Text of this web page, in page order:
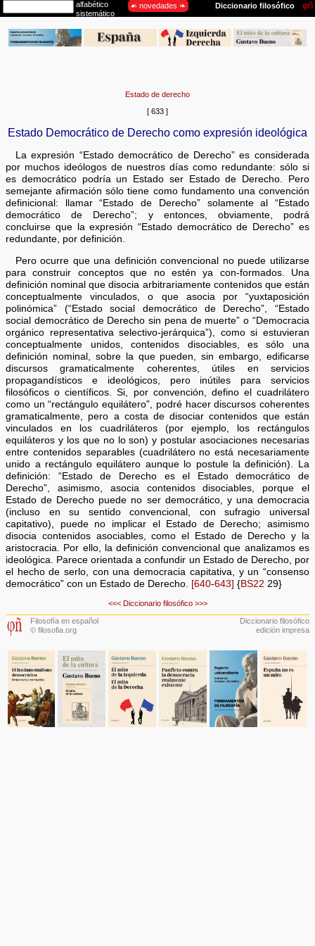
Estado de derecho
[ 633 ]
Estado Democrático de Derecho como expresión ideológica
La expresión “Estado democrático de Derecho” es considerada
por muchos ideólogos de nuestros días como redundante: sólo si
es democrático podría un Estado ser Estado de Derecho. Pero
semejante afirmación sólo tiene como fundamento una convención
definicional: llamar “Estado de Derecho” solamente al “Estado
democrático de Derecho”; y entonces, obviamente, podrá
concluirse que la expresión “Estado democrático de Derecho” es
redundante, por definición.
Pero ocurre que una definición convencional no puede utilizarse
para construir conceptos que no estén ya con-formados. Una
definición nominal que disocia arbitrariamente contenidos que están
conceptualmente vinculados, o que asocia por “yuxtaposición
polinómica” (“Estado social democrático de Derecho”, “Estado
social democrático de Derecho sin pena de muerte” o “Democracia
orgánico representativa selectivo-jerárquica”), como si estuvieran
conceptualmente unidos, contenidos disociables, es sólo una
definición nominal, sobre la que pueden, sin embargo, edificarse
discursos gramaticalmente coherentes, útiles en servicios
propagandísticos e ideológicos, pero inútiles para servicios
filosóficos o científicos. Si, por convención, defino el cuadrilátero
como un “rectángulo equilátero”, podré hacer discursos coherentes
gramaticalmente, pero a costa de disociar contenidos que están
vinculados en los cuadriláteros (por ejemplo, los rectángulos
equiláteros y los que no lo son) y postular asociaciones necesarias
entre contenidos separables (cuadrilátero no está necesariamente
unido a rectángulo equilátero aunque lo postule la definición). La
definición: “Estado de Derecho es el Estado democrático de
Derecho”, asimismo, asocia contenidos disociables, porque el
Estado de Derecho puede no ser democrático, y una democracia
(incluso en su sentido convencional, con sufragio universal
capitativo), puede no implicar el Estado de Derecho; asimismo
disocia contenidos asociables, como el Estado de Derecho y la
aristocracia. Por ello, la definición convencional que analizamos es
ideológica. Parece orientada a confundir un Estado de Derecho, por
el hecho de serlo, con una democracia capitativa, y un “consenso
democrático” con un Estado de Derecho.
[640-643] {BS22 29}
<<< Diccionario filosófico >>>
Filosofía en español
© filosofia.org
Diccionario filosófico
edición impresa